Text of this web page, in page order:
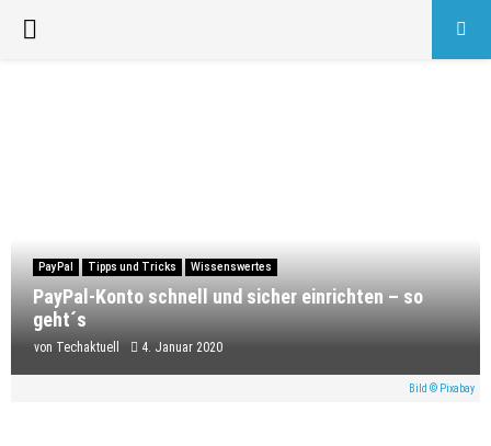
PRIMARY
PayPal Tipps und Tricks Wissenswertes
PayPal-Konto schnell und sicher einrichten – so
geht´s
von Techaktuell 4. Januar 2020
Bild © Pixabay